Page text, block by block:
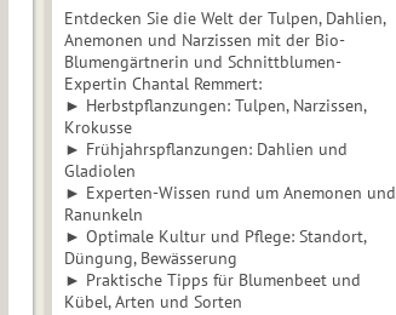
Entdecken Sie die Welt der Tulpen, Dahlien,
Anemonen und Narzissen mit der Bio-
Blumengärtnerin und Schnittblumen-
Expertin Chantal Remmert:
► Herbstpflanzungen: Tulpen, Narzissen,
Krokusse
► Frühjahrspflanzungen: Dahlien und
Gladiolen
► Experten-Wissen rund um Anemonen und
Ranunkeln
► Optimale Kultur und Pflege: Standort,
Düngung, Bewässerung
► Praktische Tipps für Blumenbeet und
Kübel, Arten und Sorten